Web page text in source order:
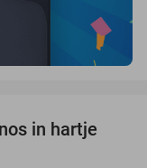
42%
in hartje